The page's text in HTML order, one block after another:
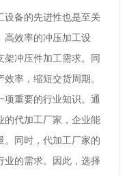
设备的先进性也是至关
高效率的冲压加工设
架冲压件加工需求。同
率，缩短交货周期。
项重要的行业知识。通
的代加工厂家，企业能
。同时，代加工厂家的
业的需求。因此，选择